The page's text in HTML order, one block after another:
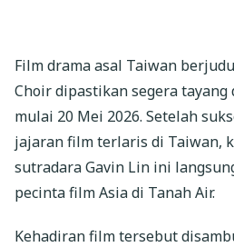
Film drama asal Taiwan
Choir dipastikan segera
mulai 20 Mei 2026. Setelah
jajaran film terlaris di Taiwan,
sutradara Gavin Lin ini
pecinta film Asia di Tanah Air.
Kehadiran film tersebut